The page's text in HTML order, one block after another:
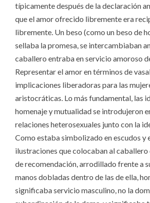
típicamente después de la declaración
que el amor ofrecido libremente era
libremente. Un beso (como un beso de
sellaba la promesa, se intercambiaban
caballero entraba en servicio amoroso
Representar el amor en términos de
implicaciones liberadoras para las
aristocráticas. Lo más fundamental, las
homenaje y mutualidad se introdujeron
relaciones heterosexuales junto con la
Como estaba simbolizado en escudos y
ilustraciones que colocaban al
de recomendación, arrodillado frente a
manos dobladas dentro de las de ella,
significaba servicio masculino, no la